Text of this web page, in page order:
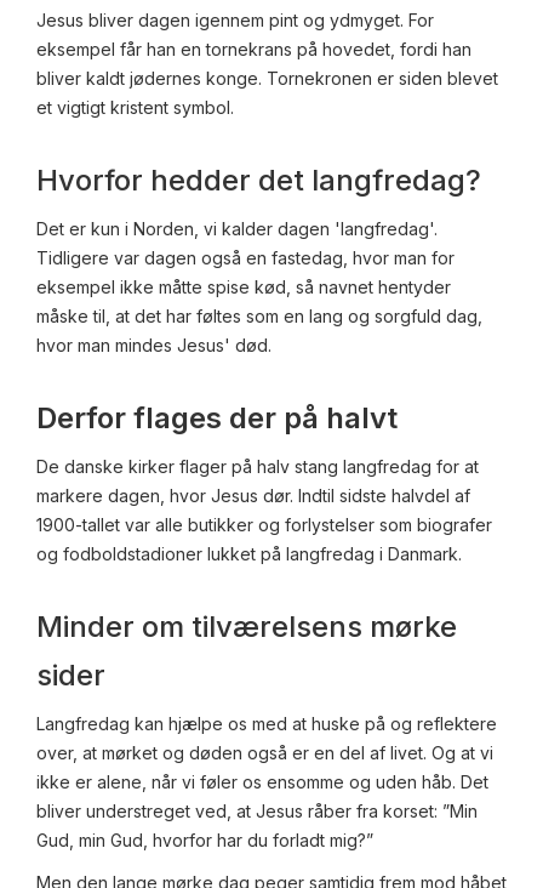
Jesus bliver dagen igennem pint og ydmyget. For
eksempel får han en tornekrans på hovedet, fordi han
bliver kaldt jødernes konge. Tornekronen er siden blevet
et vigtigt kristent symbol.
Hvorfor hedder det langfredag?
Det er kun i Norden, vi kalder dagen 'langfredag'.
Tidligere var dagen også en fastedag, hvor man for
eksempel ikke måtte spise kød, så navnet hentyder
måske til, at det har føltes som en lang og sorgfuld dag,
hvor man mindes Jesus' død.
Derfor flages der på halvt
De danske kirker flager på halv stang langfredag for at
markere dagen, hvor Jesus dør. Indtil sidste halvdel af
1900-tallet var alle butikker og forlystelser som biografer
og fodboldstadioner lukket på langfredag i Danmark.
Minder om tilværelsens mørke
sider
Langfredag kan hjælpe os med at huske på og reflektere
over, at mørket og døden også er en del af livet. Og at vi
ikke er alene, når vi føler os ensomme og uden håb. Det
bliver understreget ved, at Jesus råber fra korset: ”Min
Gud, min Gud, hvorfor har du forladt mig?”
Men den lange mørke dag peger samtidig frem mod håbet